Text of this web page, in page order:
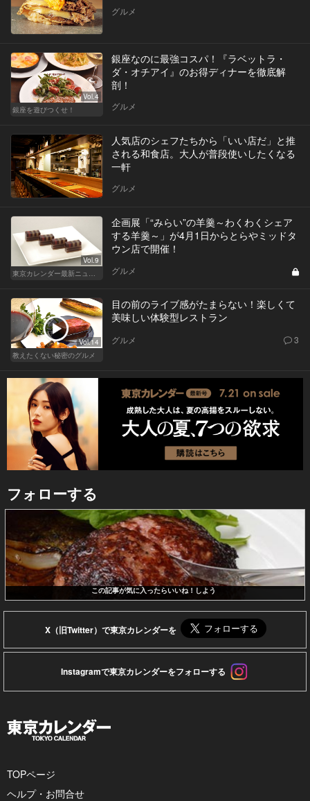
グルメ
Vol.4
銀座を遊びつくせ！
銀座なのに最強コスパ！『ラベットラ・
ダ・オチアイ』のお得ディナーを徹底解
剖！
グルメ
人気店のシェフたちから「いい店だ」と推
される和食店。大人が普段使いしたくなる
一軒
グルメ
Vol.9
企画展「“みらい”の羊羹～わくわくシェア
する羊羹～」が4月1日からとらやミッドタ
ウン店で開催！
グルメ
Vol.14
教えたくない秘密のグルメ
目の前のライブ感がたまらない！楽しくて
美味しい体験型レストラン
グルメ 3
フォローする
この記事が気に入ったらいいね！しよう
X（旧Twitter）で東京カレンダーを
Instagramで東京カレンダーをフォローする
TOPページ
ヘルプ・お問合せ